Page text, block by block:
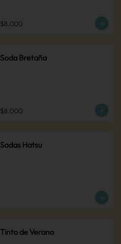
$8.000
Soda Bretaña
$8.000
Sodas Hatsu
Tinto de Verano